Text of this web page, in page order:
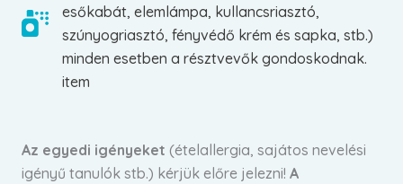
esőkabát, elemlámpa, kullancsriasztó,
szúnyogriasztó, fényvédő krém és sapka, stb.)
minden esetben a résztvevők gondoskodnak.
item
Az egyedi igényeket (ételallergia, sajátos nevelési
igényű tanulók stb.) kérjük előre jelezni! A